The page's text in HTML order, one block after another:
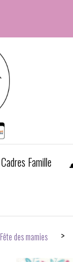
Cadres Famille
Fête des mamies